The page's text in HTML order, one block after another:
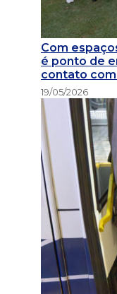
Com
é ponto de
contato
19/05/2026